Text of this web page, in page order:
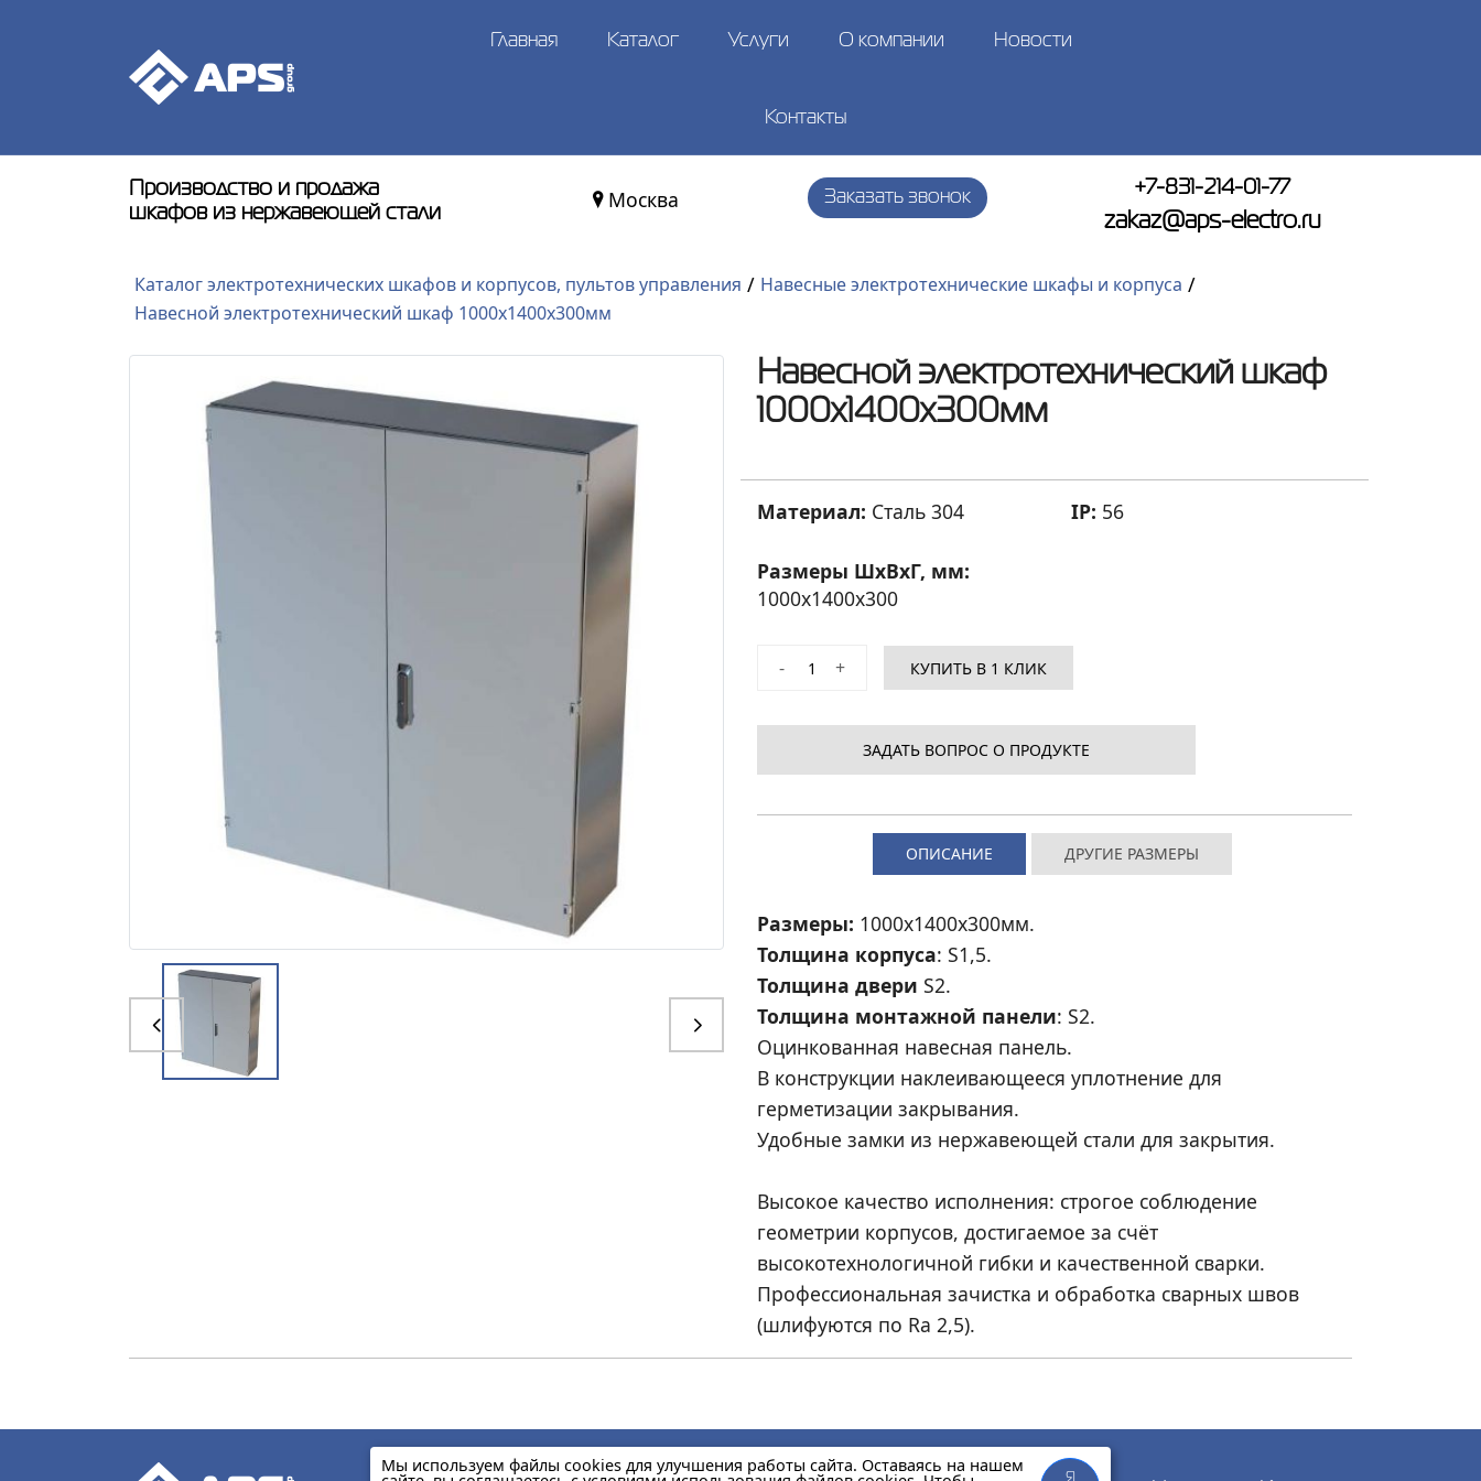
Главная Каталог Услуги О компании Новости
Контакты
Производство и продажа
шкафов из нержавеющей стали
Москва Заказать звонок +7-831-214-01-77
zakaz@aps-electro.ru
Каталог электротехнических шкафов и корпусов, пультов управления / Навесные электротехнические шкафы и корпуса /
Навесной электротехнический шкаф 1000x1400x300мм
Навесной электротехнический шкаф
1000x1400x300мм
Материал: Сталь 304
Размеры ШхВхГ, мм:
1000x1400x300
IP: 56
+
- КУПИТЬ В 1 КЛИК
ЗАДАТЬ ВОПРОС О ПРОДУКТЕ
ОПИСАНИЕ ДРУГИЕ РАЗМЕРЫ
Размеры: 1000x1400x300мм.
Толщина корпуса: S1,5.
Толщина двери S2.
Толщина монтажной панели: S2.
Оцинкованная навесная панель.
В конструкции наклеивающееся уплотнение для
герметизации закрывания.
Удобные замки из нержавеющей стали для закрытия.
Высокое качество исполнения: строгое соблюдение
геометрии корпусов, достигаемое за счёт
высокотехнологичной гибки и качественной сварки.
Профессиональная зачистка и обработка сварных швов
(шлифуются по Ra 2,5).
Мы используем файлы cookies для улучшения работы сайта. Оставаясь на нашем
Я